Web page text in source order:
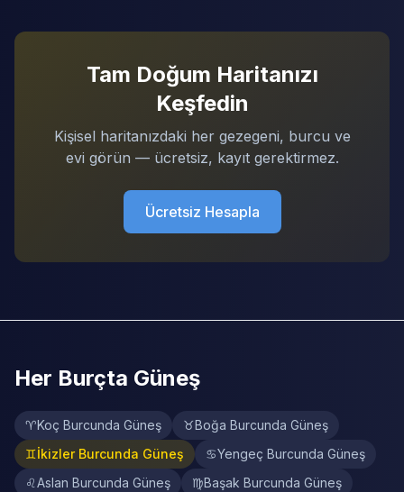
Tam Doğum Haritanızı
Keşfedin
Kişisel haritanızdaki her gezegeni, burcu ve
evi görün — ücretsiz, kayıt gerektirmez.
Ücretsiz Hesapla
Her Burçta Güneş
♈Koç Burcunda Güneş ♉Boğa Burcunda Güneş
♊İkizler Burcunda Güneş ♋Yengeç Burcunda Güneş
♌Aslan Burcunda Güneş ♍Başak Burcunda Güneş